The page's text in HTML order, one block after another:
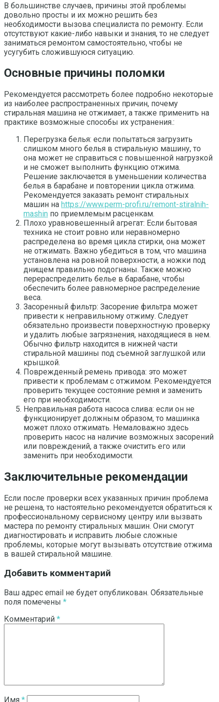
В большинстве случаев, причины этой проблемы
довольно просты и их можно решить без
необходимости вызова специалиста по ремонту. Если
отсутствуют какие-либо навыки и знания, то не следует
заниматься ремонтом самостоятельно, чтобы не
усугубить сложившуюся ситуацию.
Основные причины поломки
Рекомендуется рассмотреть более подробно некоторые
из наиболее распространенных причин, почему
стиральная машина не отжимает, а также применить на
практике возможные способы их устранения.:
Перегрузка белья: если попытаться загрузить
слишком много белья в стиральную машину, то
она может не справиться с повышенной нагрузкой
и не сможет выполнить функцию отжима.
Решение заключается в уменьшении количества
белья в барабане и повторении цикла отжима.
Рекомендуется заказать ремонт стиральных
машин на https://www.perm-profi.ru/remont-stiralnih-
mashin по приемлемым расценкам.
Плохо уравновешенный агрегат: Если бытовая
техника не стоит ровно или неравномерно
распределена во время цикла стирки, она может
не отжимать. Важно убедиться в том, что машина
установлена на ровной поверхности, а ножки под
днищем правильно подогнаны. Также можно
перераспределить белье в барабане, чтобы
обеспечить более равномерное распределение
веса.
Засоренный фильтр: Засорение фильтра может
привести к неправильному отжиму. Следует
обязательно произвести поверхностную проверку
и удалить любые загрязнения, находящиеся в нем.
Обычно фильтр находится в нижней части
стиральной машины под съемной заглушкой или
крышкой.
Поврежденный ремень привода: это может
привести к проблемам с отжимом. Рекомендуется
проверить текущее состояние ремня и заменить
его при необходимости.
Неправильная работа насоса слива: если он не
функционирует должным образом, то машинка
может плохо отжимать. Немаловажно здесь
проверить насос на наличие возможных засорений
или повреждений, а также очистить его или
заменить при необходимости.
Заключительные рекомендации
Если после проверки всех указанных причин проблема
не решена, то настоятельно рекомендуется обратиться к
профессиональному сервисному центру или вызвать
мастера по ремонту стиральных машин. Они смогут
диагностировать и исправить любые сложные
проблемы, которые могут вызывать отсутствие отжима
в вашей стиральной машине.
Добавить комментарий
Ваш адрес email не будет опубликован. Обязательные
поля помечены *
Комментарий *
Имя *